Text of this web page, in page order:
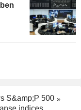
S&amp;P 500
indices